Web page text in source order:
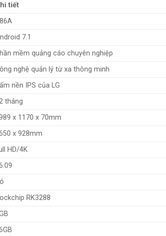
tiết
7.1
mềm quảng cáo chuyên nghiệp
nghệ quản lý từ xa thông minh
nền IPS của LG
tháng
x 1170 x 70mm
x 928mm
HD/4K
RK3288